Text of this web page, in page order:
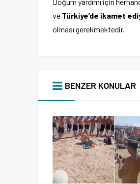
ve Türkiye’de ikamet
olması gerekmektedir.
BENZER KONULAR